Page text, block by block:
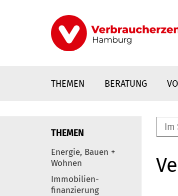
THEMEN BERATUNG
Elemente
THEMEN
Energie, Bauen +
Wohnen
Immobilien-
finanzierung